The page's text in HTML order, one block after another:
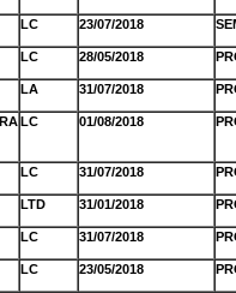
LC 23/07/2018
LC 28/05/2018
LA 31/07/2018
LC 01/08/2018
LC 31/07/2018
LTD 31/01/2018
LC 31/07/2018
LC 23/05/2018